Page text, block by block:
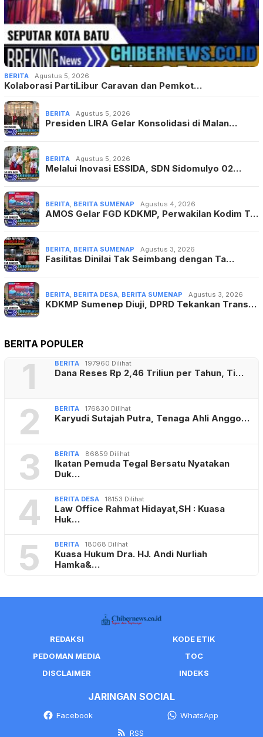
BERITA Agustus 5, 2026
Kolaborasi PartiLibur Caravan dan Pemkot…
BERITA Agustus 5, 2026
Presiden LIRA Gelar Konsolidasi di Malan…
BERITA Agustus 5, 2026
Melalui Inovasi ESSIDA, SDN Sidomulyo 02…
BERITA BERITA SUMENAP Agustus 4, 2026
AMOS Gelar FGD KDKMP, Perwakilan Kodim T…
BERITA BERITA SUMENAP Agustus 3, 2026
Fasilitas Dinilai Tak Seimbang dengan Ta…
BERITA BERITA DESA BERITA SUMENAP Agustus 3, 2026
KDKMP Sumenep Diuji, DPRD Tekankan Trans…
BERITA POPULER
1 BERITA 197960 Dilihat
Dana Reses Rp 2,46 Triliun per Tahun, Ti…
2 BERITA 176830 Dilihat
Karyudi Sutajah Putra, Tenaga Ahli Anggo…
3 BERITA 86859 Dilihat
Ikatan Pemuda Tegal Bersatu Nyatakan
Duk…
4 BERITA DESA 18153 Dilihat
Law Office Rahmat Hidayat,SH : Kuasa
Huk…
5 BERITA 18068 Dilihat
Kuasa Hukum Dra. HJ. Andi Nurliah
Hamka&…
REDAKSI
KODE ETIK
PEDOMAN MEDIA
TOC
DISCLAIMER
INDEKS
JARINGAN SOCIAL
Facebook
WhatsApp
RSS